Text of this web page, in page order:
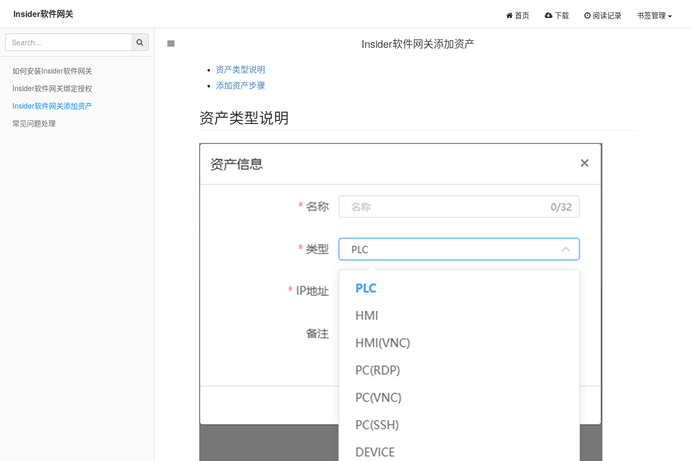
Insider软件网关 首页 下载 阅读记录 书签管理
Insider软件网关添加资产
资产类型说明
添加资产步骤
资产类型说明
如何安装Insider软件网关
Insider软件网关绑定授权
Insider软件网关添加资产
常见问题处理